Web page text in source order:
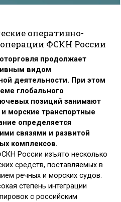
оперативно-
ФСКН России
продолжает
видом
деятельности. При этом
глобального
позиций занимают
морские транспортные
определяется
связями и развитой
комплексов.
России изъято несколько
средств, поставляемых в
речных и морских судов.
степень интеграции
с российским